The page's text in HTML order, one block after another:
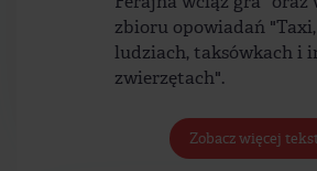
zbioru opowiadań
ludziach, taksówkach i
zwierzętach".
Zobacz więcej